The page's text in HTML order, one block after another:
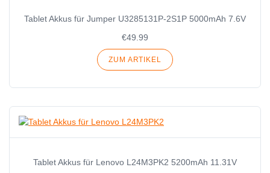
Tablet Akkus für Jumper U3285131P-2S1P 5000mAh 7.6V
€49.99
ZUM ARTIKEL
Tablet Akkus für Lenovo L24M3PK2 5200mAh 11.31V